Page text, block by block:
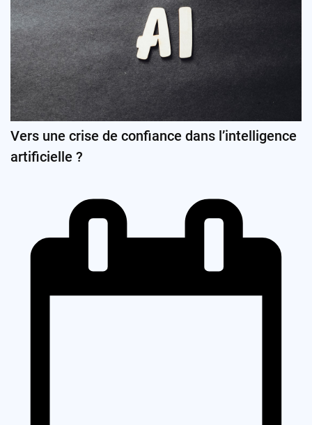
Vers une crise de confiance dans l’intelligence
artificielle ?